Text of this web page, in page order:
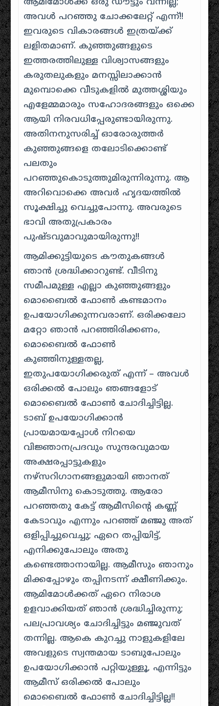
ആമിമോൾക്ക് ഒരു ഡൗട്ടും വന്നില്ല;
അവൾ പറഞ്ഞു ചോക്കലേറ്റ്എന്ന്!!
ഇവരുടെ വികാരങ്ങൾ ഇത്രയ്ക്ക്
ലളിതമാണ്. കുഞ്ഞുങ്ങളുടെ
ഇത്തരത്തിലുള്ള വിശ്വാസങ്ങളും
കരുതലുകളും മനസ്സിലാക്കാൻ
മുമ്പൊക്കെ വീടുകളിൽ മുത്തശ്ശിയും
എളേമ്മമാരും സഹോദരങ്ങളും ഒക്കെ
ആയി നിരവധിപ്പേരുണ്ടായിരുന്നു.
അതിനനുസരിച്ച് ഓരോരുത്തർ
കുഞ്ഞുങ്ങളെ തലോടിക്കൊണ്ട്
പലതും
പറഞ്ഞുകൊടുത്തുമിരുന്നിരുന്നു. ആ
അറിവൊക്കെ അവർ ഹൃദയത്തിൽ
സൂക്ഷിച്ചു വെച്ചുപോന്നു. അവരുടെ
ഭാവി അതുപ്രകാരം
പുഷ്ടവുമാവുമായിരുന്നു!!
ആമിക്കുട്ടിയുടെ കൗതുകങ്ങൾ
ഞാൻ ശ്രദ്ധിക്കാറുണ്ട്. വീടിനു
സമീപമുള്ള എല്ലാ കുഞ്ഞുങ്ങളും
മൊബൈൽ ഫോൺ കണ്ടമാനം
ഉപയോഗിക്കുന്നവരാണ്. ഒരിക്കലോ
മറ്റോ ഞാൻ പറഞ്ഞിരിക്കണം,
മൊബൈൽ ഫോൺ
കുഞ്ഞിനുള്ളതല്ല,
ഇതുപയോഗിക്കരുത് എന്ന് – അവൾ
ഒരിക്കൽ പോലും ഞങ്ങളോട്
മൊബൈൽ ഫോൺ ചോദിച്ചിട്ടില്ല.
ടാബ് ഉപയോഗിക്കാൻ
പ്രായമായപ്പോൾ നിറയെ
വിജ്ഞാനപ്രദവും സുന്ദരവുമായ
അക്ഷരപ്പാട്ടുകളും
നഴ്സറിഗാനങ്ങളുമായി ഞാനത്
ആമീസിനു കൊടുത്തു. ആരോ
പറഞ്ഞതു കേട്ട് ആമീസിന്റെ കണ്ണ്
കേടാവും എന്നും പറഞ്ഞ് മഞ്ജു അത്
ഒളിപ്പിച്ചുവെച്ചു; ഏറെ തപ്പിയിട്ട്,
എനിക്കുപോലും അതു
കണ്ടെത്താനായില്ല. ആമീസും ഞാനും
മിക്കപ്പോഴും തപ്പിനടന്ന് ക്ഷീണിക്കും.
ആമിമോൾക്കത് ഏറെ നിരാശ
ഉളവാക്കിയത് ഞാൻ ശ്രദ്ധിച്ചിരുന്നു;
പലപ്രാവശ്യം ചോദിച്ചിട്ടും മഞ്ജുവത്
തന്നില്ല. ആകെ കുറച്ചു നാളുകളിലേ
അവളുടെ സ്വന്തമായ ടാബുപോലും
ഉപയോഗിക്കാൻ പറ്റിയുള്ളൂ, എന്നിട്ടും
ആമീസ് ഒരിക്കൽ പോലും
മൊബൈൽ ഫോൺ ചോദിച്ചിട്ടില്ല!!